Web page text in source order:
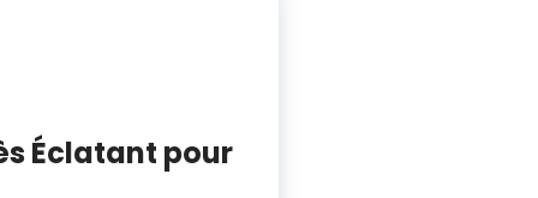
Éclatant pour